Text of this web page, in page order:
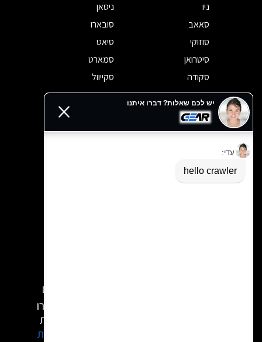
ניו
ניסאן
סאאב
סובארו
סוזוקי
סיאט
סיטרואן
סמארט
סקודה
סקייוול
סרס
פאריזון
פוטון
פולקסווגן
פורד
פיאט
פרארי
מעוניינים ברכישת רכב? הגעתם למקום
הנכון. קבלו מהמומחים שלנו ייעוץ חינם, הכירו
את מבצעי הרכב וקבוצות הרכישה המיוחדות
קבלו מאיתנו בחינם הצעה אטרקטיבית